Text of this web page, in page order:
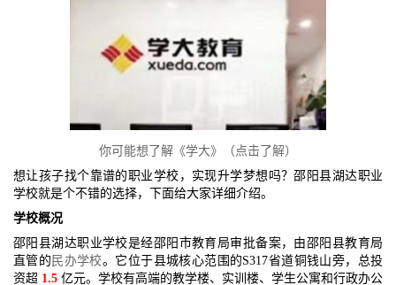
你可能想了解《学大》（点击了解）
想让孩子找个靠谱的职业学校，实现升学梦想吗？邵阳县湖达职业
学校就是个不错的选择，下面给大家详细介绍。
学校概况
邵阳县湖达职业学校是经邵阳市教育局审批备案，由邵阳县教育局
直管的 民办学校。它位于县城核心范围的S317省道铜钱山旁，总投
资超 1.5 亿元。学校有高端的教学楼、实训楼、学生公寓和行政办公